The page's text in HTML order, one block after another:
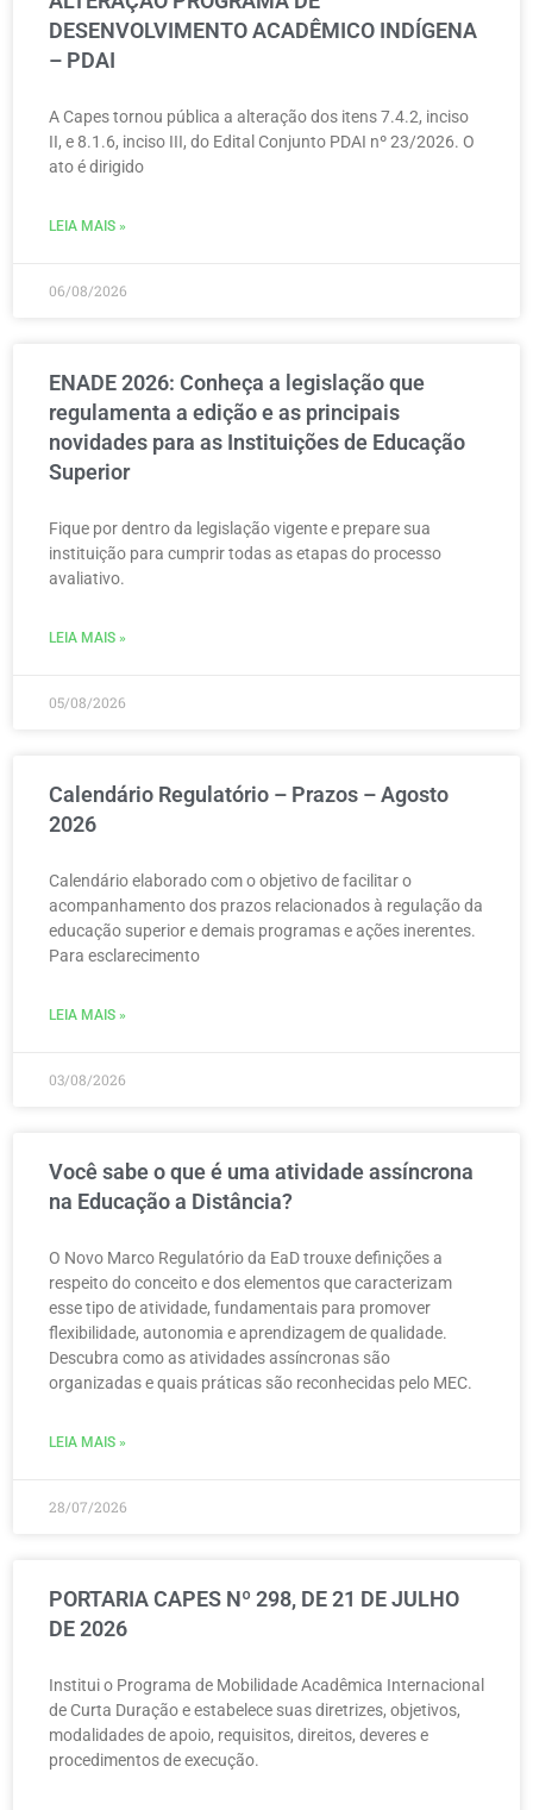
DESENVOLVIMENTO ACADÊMICO INDÍGENA
– PDAI
A Capes tornou pública a alteração dos itens 7.4.2, inciso
II, e 8.1.6, inciso III, do Edital Conjunto PDAI nº 23/2026. O
ato é dirigido
LEIA MAIS »
06/08/2026
ENADE 2026: Conheça a legislação que
regulamenta a edição e as principais
novidades para as Instituições de Educação
Superior
Fique por dentro da legislação vigente e prepare sua
instituição para cumprir todas as etapas do processo
avaliativo.
LEIA MAIS »
05/08/2026
Calendário Regulatório – Prazos – Agosto
2026
Calendário elaborado com o objetivo de facilitar o
acompanhamento dos prazos relacionados à regulação da
educação superior e demais programas e ações inerentes.
Para esclarecimento
LEIA MAIS »
03/08/2026
Você sabe o que é uma atividade assíncrona
na Educação a Distância?
O Novo Marco Regulatório da EaD trouxe definições a
respeito do conceito e dos elementos que caracterizam
esse tipo de atividade, fundamentais para promover
flexibilidade, autonomia e aprendizagem de qualidade.
Descubra como as atividades assíncronas são
organizadas e quais práticas são reconhecidas pelo MEC.
LEIA MAIS »
28/07/2026
PORTARIA CAPES Nº 298, DE 21 DE JULHO
DE 2026
Institui o Programa de Mobilidade Acadêmica Internacional
de Curta Duração e estabelece suas diretrizes, objetivos,
modalidades de apoio, requisitos, direitos, deveres e
procedimentos de execução.